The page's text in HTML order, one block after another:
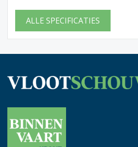
ALLE SPECIFICATIES